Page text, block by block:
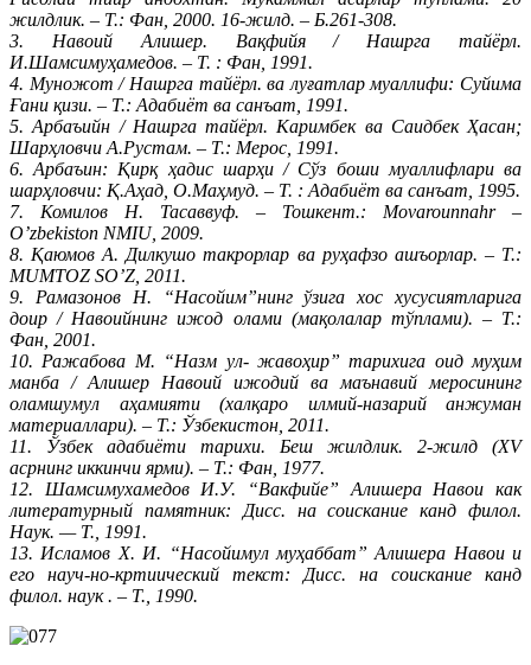
жилдлик. – Т.: Фан, 2000. 16-жилд. – Б.261-308.
3. Навоий Алишер. Вақфийя / Нашрга тайёрл.
И.Шамсимуҳамедов. – Т. : Фан, 1991.
4. Муножот / Нашрга тайёрл. ва луғатлар муаллифи: Суйима
Ғани қизи. – Т.: Адабиёт ва санъат, 1991.
5. Арбаъийн / Нашрга тайёрл. Каримбек ва Саидбек Ҳасан;
Шарҳловчи А.Рустам. – Т.: Мерос, 1991.
6. Арбаъин: Қирқ ҳадис шарҳи / Сўз боши муаллифлари ва
шарҳловчи: Қ.Аҳад, О.Маҳмуд. – Т. : Адабиёт ва санъат, 1995.
7. Комилов Н. Тасаввуф. – Тошкент.: Movarounnahr –
O’zbekiston NMIU, 2009.
8. Қаюмов А. Дилкушо такрорлар ва руҳафзо ашъорлар. – Т.:
MUMTOZ SO’Z, 2011.
9. Рамазонов Н. “Насойим”нинг ўзига хос хусусиятларига
доир / Навоийнинг ижод олами (мақолалар тўплами). – Т.:
Фан, 2001.
10. Ражабова М. “Назм ул- жавоҳир” тарихига оид муҳим
манба / Алишер Навоий ижодий ва маънавий меросининг
оламшумул аҳамияти (халқаро илмий-назарий анжуман
материаллари). – Т.: Ўзбекистон, 2011.
11. Ўзбек адабиёти тарихи. Беш жилдлик. 2-жилд (XV
асрнинг иккинчи ярми). – Т.: Фан, 1977.
12. Шамсимухамедов И.У. “Вакфийе” Алишера Навои как
литературный памятник: Дисс. на соискание канд филол.
Наук. — Т., 1991.
13. Исламов Х. И. “Насойимул муҳаббат” Алишера Навои и
его науч-но-кртиический текст: Дисс. на соискание канд
филол. наук . – Т., 1990.